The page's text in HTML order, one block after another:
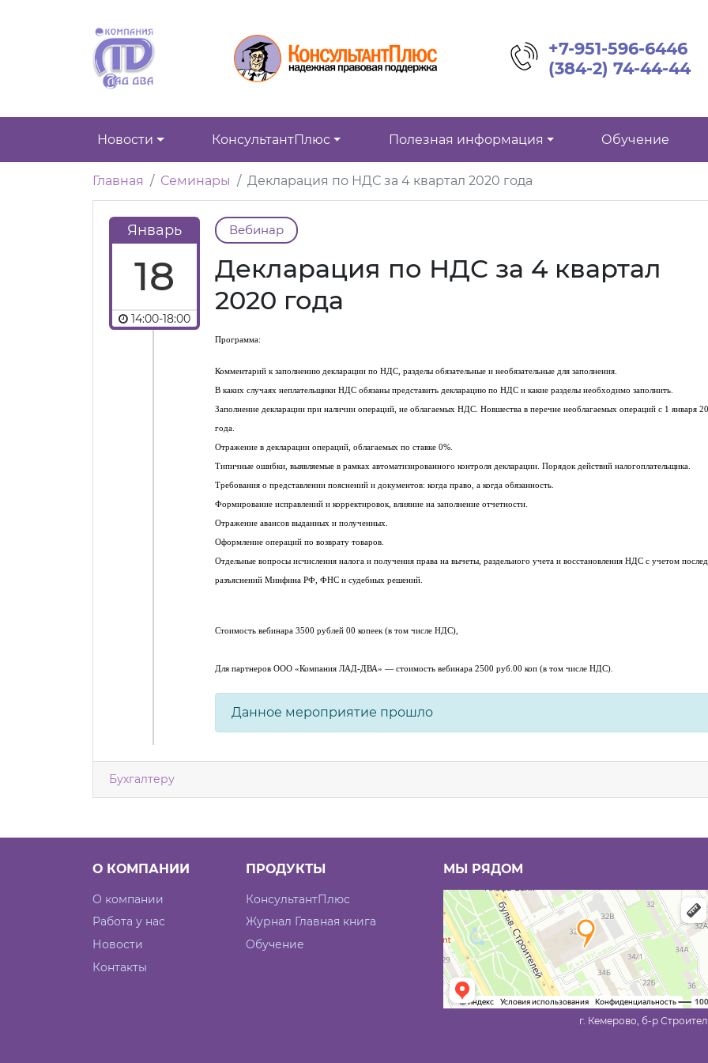
+7-951-596-6446
(384-2) 74-44-44
Новости КонсультантПлюс Полезная информация Обучение
Главная Семинары Декларация по НДС за 4 квартал 2020 года
Январь
18
14:00-18:00
Вебинар
Декларация по НДС за 4 квартал
2020 года
Программа:
Комментарий к заполнению декларации по НДС, разделы обязательные и необязательные для заполнения.
В каких случаях неплательщики НДС обязаны представить декларацию по НДС и какие разделы необходимо заполнить.
Заполнение декларации при наличии операций, не облагаемых НДС. Новшества в перечне необлагаемых операций с 1 января
года.
Отражение в декларации операций, облагаемых по ставке 0%.
Типичные ошибки, выявляемые в рамках автоматизированного контроля декларации. Порядок действий налогоплательщика.
Требования о представлении пояснений и документов: когда право, а когда обязанность.
Формирование исправлений и корректировок, влияние на заполнение отчетности.
Отражение авансов выданных и полученных.
Оформление операций по возврату товаров.
Отдельные вопросы исчисления налога и получения права на вычеты, раздельного учета и восстановления НДС с учетом
разъяснений Минфина РФ, ФНС и судебных решений.
Стоимость вебинара 3500 рублей 00 копеек (в том числе НДС),
Для партнеров ООО «Компания ЛАД-ДВА» — стоимость вебинара 2500 руб.00 коп (в том числе НДС).
Данное мероприятие прошло
Бухгалтеру
О КОМПАНИИ
О компании
Работа у нас
Новости
Контакты
ПРОДУКТЫ
КонсультантПлюс
Журнал Главная книга
Обучение
МЫ РЯДОМ
г. Кемерово, б-р